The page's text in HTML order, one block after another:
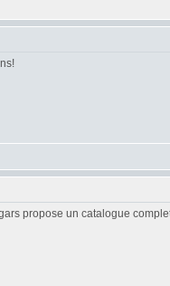
propose un catalogue